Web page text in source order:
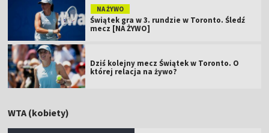
NA ŻYWO
Świątek gra w 3. rundzie w Toronto. Śledź
mecz [NA ŻYWO]
Dziś kolejny mecz Świątek w Toronto. O
której relacja na żywo?
WTA (kobiety)